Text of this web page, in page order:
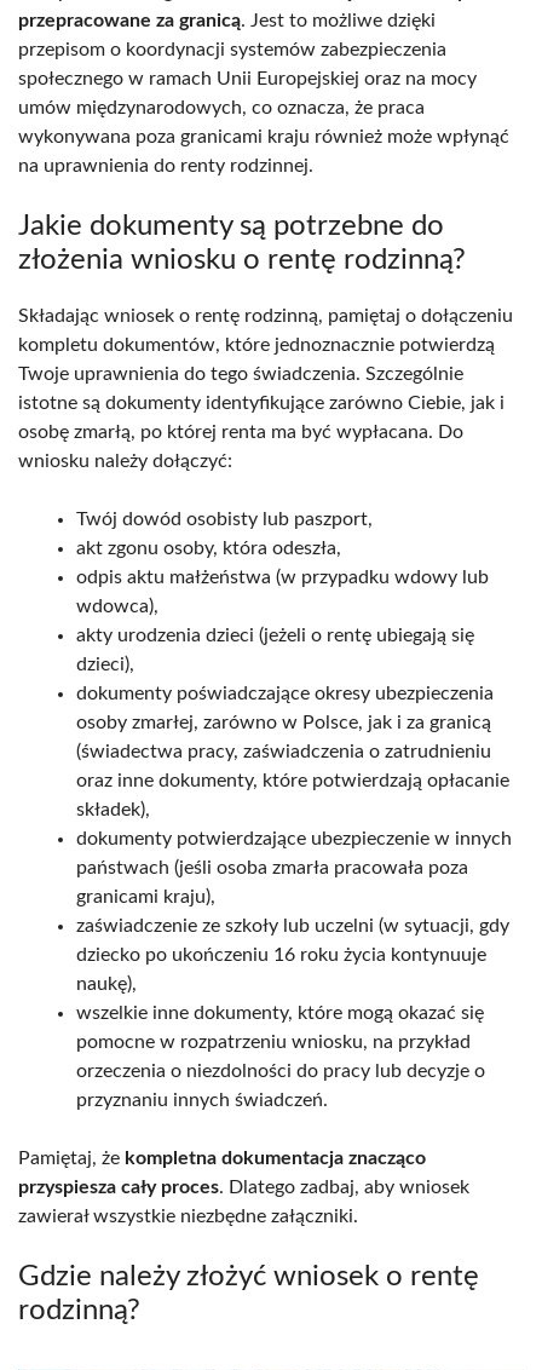
przepracowane za granicą. Jest to możliwe dzięki
przepisom o koordynacji systemów zabezpieczenia
społecznego w ramach Unii Europejskiej oraz na mocy
umów międzynarodowych, co oznacza, że praca
wykonywana poza granicami kraju również może wpłynąć
na uprawnienia do renty rodzinnej.
Jakie dokumenty są potrzebne do
złożenia wniosku o rentę rodzinną?
Składając wniosek o rentę rodzinną, pamiętaj o dołączeniu
kompletu dokumentów, które jednoznacznie potwierdzą
Twoje uprawnienia do tego świadczenia. Szczególnie
istotne są dokumenty identyfikujące zarówno Ciebie, jak i
osobę zmarłą, po której renta ma być wypłacana. Do
wniosku należy dołączyć:
Twój dowód osobisty lub paszport,
akt zgonu osoby, która odeszła,
odpis aktu małżeństwa (w przypadku wdowy lub
wdowca),
akty urodzenia dzieci (jeżeli o rentę ubiegają się
dzieci),
dokumenty poświadczające okresy ubezpieczenia
osoby zmarłej, zarówno w Polsce, jak i za granicą
(świadectwa pracy, zaświadczenia o zatrudnieniu
oraz inne dokumenty, które potwierdzają opłacanie
składek),
dokumenty potwierdzające ubezpieczenie w innych
państwach (jeśli osoba zmarła pracowała poza
granicami kraju),
zaświadczenie ze szkoły lub uczelni (w sytuacji, gdy
dziecko po ukończeniu 16 roku życia kontynuuje
naukę),
wszelkie inne dokumenty, które mogą okazać się
pomocne w rozpatrzeniu wniosku, na przykład
orzeczenia o niezdolności do pracy lub decyzje o
przyznaniu innych świadczeń.
Pamiętaj, że kompletna dokumentacja znacząco
przyspiesza cały proces. Dlatego zadbaj, aby wniosek
zawierał wszystkie niezbędne załączniki.
Gdzie należy złożyć wniosek o rentę
rodzinną?